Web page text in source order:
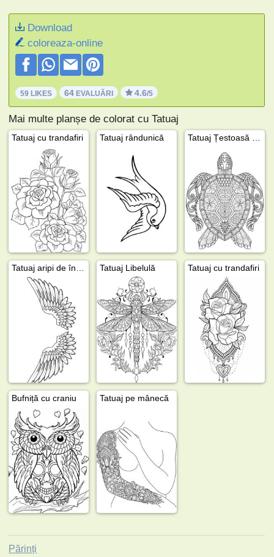
Download
coloreaza-online
59 LIKES 64 EVALUĂRI 4.6/5
Mai multe planșe de colorat cu Tatuaj
Tatuaj cu trandafiri Tatuaj rândunică
Tatuaj Libelulă Tatuaj cu trandafiri
Bufniță cu craniu Tatuaj pe mânecă
Părinți